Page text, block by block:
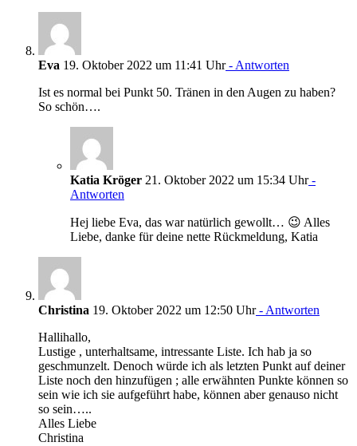
Eva 19. Oktober 2022 um 11:41 Uhr- Antworten
Ist es normal bei Punkt 50. Tränen in den Augen zu haben?
So schön….
Katia Kröger 21. Oktober 2022 um 15:34 Uhr-
Antworten
Hej liebe Eva, das war natürlich gewollt… 😉 Alles
Liebe, danke für deine nette Rückmeldung, Katia
Christina 19. Oktober 2022 um 12:50 Uhr- Antworten
Hallihallo,
Lustige , unterhaltsame, intressante Liste. Ich hab ja so
geschmunzelt. Denoch würde ich als letzten Punkt auf deiner
Liste noch den hinzufügen ; alle erwähnten Punkte können so
sein wie ich sie aufgeführt habe, können aber genauso nicht
so sein…..
Alles Liebe
Christina